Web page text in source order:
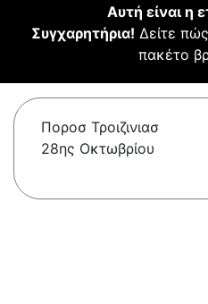
Αυτή είναι η
Συγχαρητήρια! Δείτε
πακέτο
Ποροσ Τροιζινιασ
28ης Οκτωβρίου